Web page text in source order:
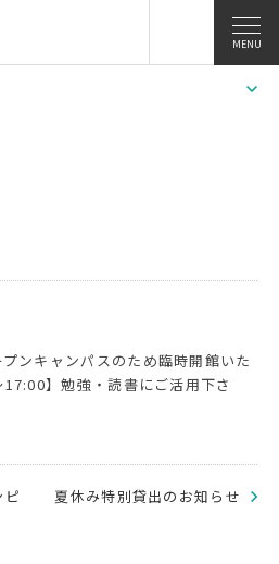
MENU
ンキャンパスのため臨時開館いた
】勉強・読書にご活用下さ
ピ
夏休み特別貸出のお知らせ